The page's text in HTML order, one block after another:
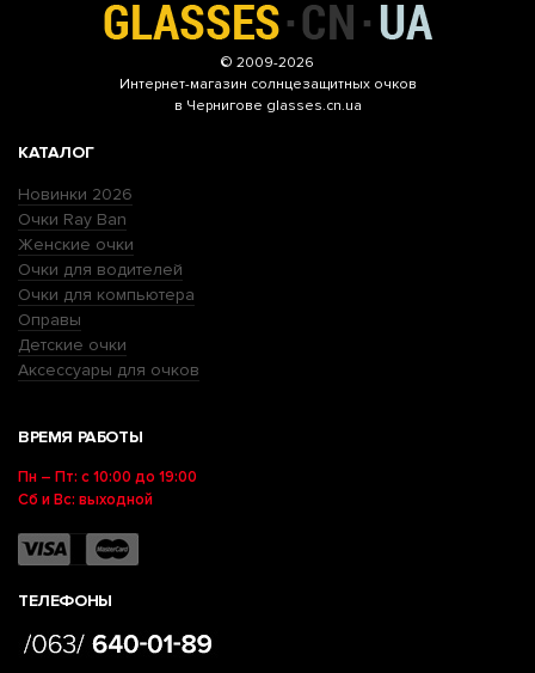
© 2009-2026
Интернет-магазин солнцезащитных очков
в Чернигове glasses.cn.ua
КАТАЛОГ
Новинки 2026
Очки Ray Ban
Женские очки
Очки для водителей
Очки для компьютера
Оправы
Детские очки
Аксессуары для очков
ВРЕМЯ РАБОТЫ
Пн – Пт: с 10:00 до 19:00
Сб и Вс: выходной
ТЕЛЕФОНЫ